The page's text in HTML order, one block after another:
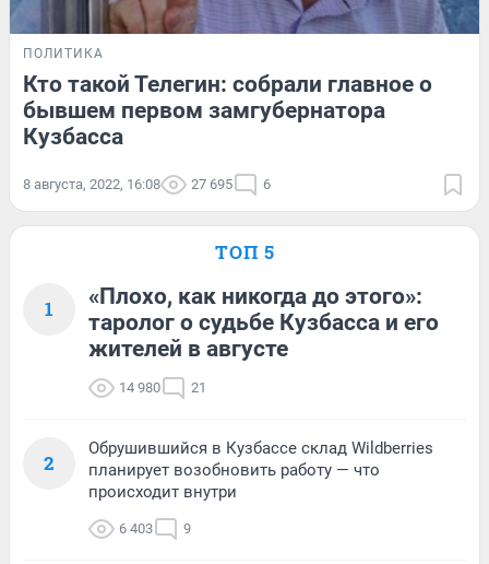
ПОЛИТИКА
Кто такой Телегин: собрали главное о
бывшем первом замгубернатора
Кузбасса
8 августа, 2022, 16:08 27 695 6
ТОП 5
1
«Плохо, как никогда до этого»:
таролог о судьбе Кузбасса и его
жителей в августе
14 980 21
2
Обрушившийся в Кузбассе склад Wildberries
планирует возобновить работу — что
происходит внутри
6 403 9